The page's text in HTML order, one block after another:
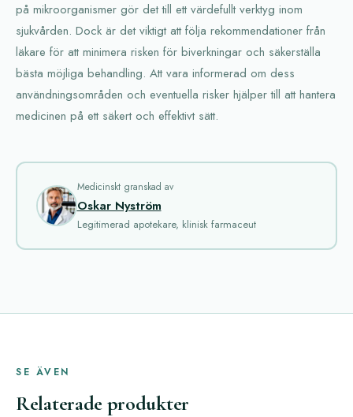
på mikroorganismer gör det till ett värdefullt verktyg inom
sjukvården. Dock är det viktigt att följa rekommendationer från
läkare för att minimera risken för biverkningar och säkerställa
bästa möjliga behandling. Att vara informerad om dess
användningsområden och eventuella risker hjälper till att hantera
medicinen på ett säkert och effektivt sätt.
Medicinskt granskad av
Oskar Nyström
Legitimerad apotekare, klinisk farmaceut
SE ÄVEN
Relaterade produkter